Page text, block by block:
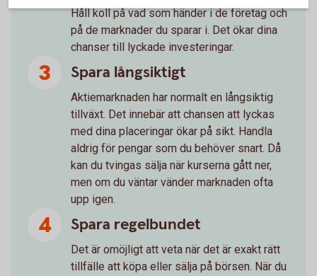
Håll koll på vad som händer i de företag och
på de marknader du sparar i. Det ökar dina
chanser till lyckade investeringar.
Spara långsiktigt
Aktiemarknaden har normalt en långsiktig
tillväxt. Det innebär att chansen att lyckas
med dina placeringar ökar på sikt. Handla
aldrig för pengar som du behöver snart. Då
kan du tvingas sälja när kurserna gått ner,
men om du väntar vänder marknaden ofta
upp igen.
Spara regelbundet
Det är omöjligt att veta när det är exakt rätt
tillfälle att köpa eller sälja på börsen. När du